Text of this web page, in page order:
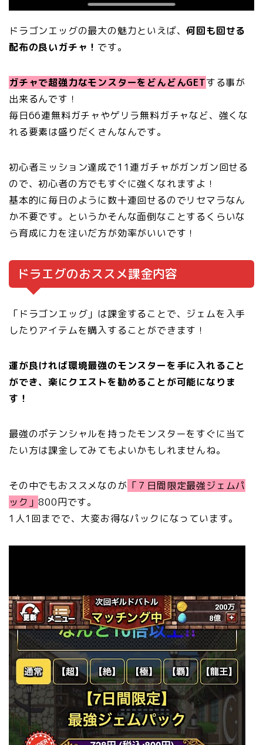
ドラゴンエッグの最大の魅力といえば、何回も回せる
配布の良いガチャ！ です。
ガチャで超強力なモンスターをどんどんGETする事が
出来るんです！
毎日66連無料ガチャやゲリラ無料ガチャなど、強くな
れる要素は盛りだくさんなんです。
初心者ミッション達成で11連ガチャがガンガン回せる
ので、初心者の方でもすぐに強くなれますよ！
基本的に毎日のように数十連回せるのでリセマラなん
か不要です。というかそんな面倒なことするくらいな
ら育成に力を注いだ方が効率がいいです！
ドラエグのおススメ課金内容
「ドラゴンエッグ」は課金することで、ジェムを入手
したりアイテムを購入することができます！
運が良ければ環境最強のモンスターを手に入れること
ができ、楽にクエストを勧めることが可能になりま
す！
最強のポテンシャルを持ったモンスターをすぐに当て
たい方は課金してみてもよいかもしれませんね。
その中でもおススメなのが 「７日間限定最強ジェムパ
ック」800円です。
1人1回までで、大変お得なパックになっています。